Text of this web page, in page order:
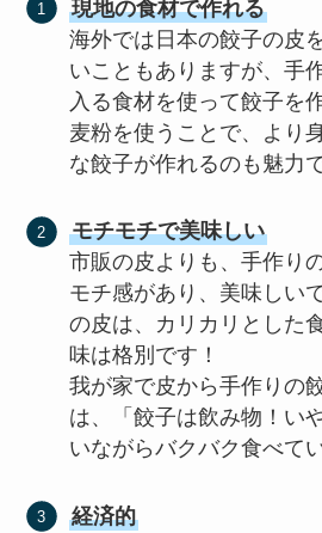
現地の食材で作れる
海外では日本の餃子の皮
いこともありますが、手
入る食材を使って餃子を
麦粉を使うことで、より
な餃子が作れるのも魅力で
モチモチで美味しい
市販の皮よりも、手作り
モチ感があり、美味しい
の皮は、カリカリとした
味は格別です！
我が家で皮から手作りの
は、「餃子は飲み物！い
いながらバクバク食べて
経済的